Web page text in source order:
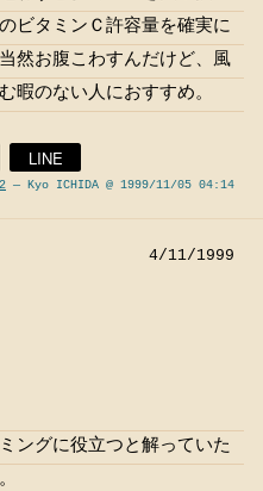
ビタミンＣ許容量を確実に
然お腹こわすんだけど、風
暇のない人におすすめ。
LINE
— Kyo ICHIDA @ 1999/11/05 04:14
4/11/1999
ングに役立つと解っていた